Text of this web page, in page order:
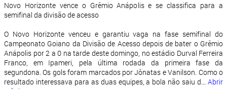
Novo Horizonte vence o Grêmio Anápolis e se classifica para a
semifinal da divisão de acesso
O Novo Horizonte venceu e garantiu vaga na fase semifinal do
Campeonato Goiano da Divisão de Acesso depois de bater o Grêmio
Anápolis por 2 a 0 na tarde deste domingo, no estádio Durval Ferreira
Franco, em Ipameri, pela última rodada da primeira fase da
segundona. Os gols foram marcados por Jônatas e Vanilson. Como o
resultado interessava para as duas equipes, a bola não saiu d... Abrir